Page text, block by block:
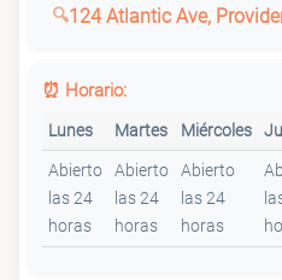
124 Atlantic Ave,
⏰ Horario:
Lunes Martes Miércoles
Abierto
las 24
horas
Abierto
las 24
horas
Abierto
las 24
horas